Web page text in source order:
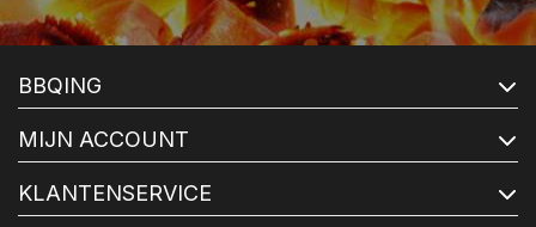
BBQING
MIJN ACCOUNT
KLANTENSERVICE